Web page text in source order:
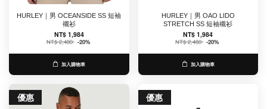
HURLEY｜男 OCEANSIDE SS 短袖
襯衫
NT$ 1,984
NT$ 2,480 -20%
加入購物車
HURLEY｜男 OAO LIDO
STRETCH SS 短袖襯衫
NT$ 1,984
NT$ 2,480 -20%
加入購物車
優惠 優惠